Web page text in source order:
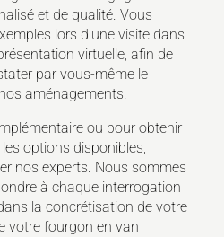
et de qualité. Vous
lors d'une visite dans
virtuelle, afin de
par vous-même le
aménagements.
ou pour obtenir
options disponibles,
nos experts. Nous sommes
à chaque interrogation
la concrétisation de votre
votre fourgon en van